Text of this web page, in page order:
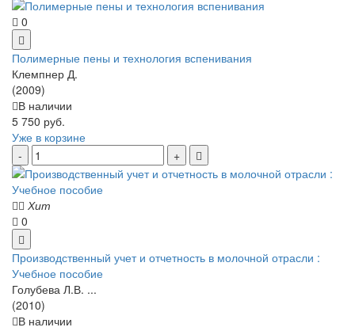
0
Полимерные пены и технология вспенивания
Клемпнер Д.
(2009)
В наличии
5 750 руб.
Уже в корзине
Хит
0
Производственный учет и отчетность в молочной отрасли :
Учебное пособие
Голубева Л.В. ...
(2010)
В наличии